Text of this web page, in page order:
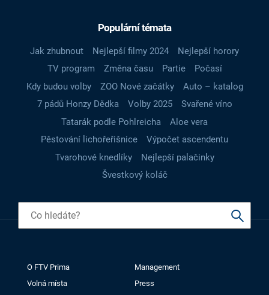
Populární témata
Jak zhubnout Nejlepší filmy 2024
Nejlepší horory
TV program
Změna času Partie
Počasí
Kdy budou volby
ZOO Nové začátky
Auto – katalog
7 pádů Honzy Dědka
Volby 2025
Svařené víno
Tatarák podle Pohlreicha
Aloe vera
Pěstování lichořeřišnice
Výpočet ascendentu
Tvarohové knedlíky
Nejlepší palačinky
Švestkový koláč
O FTV Prima
Management
Volná místa
Press